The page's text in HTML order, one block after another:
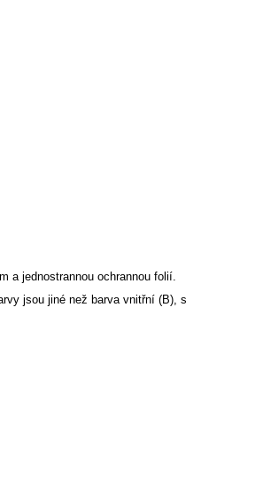
a jednostrannou ochrannou folií.
jsou jiné než barva vnitřní (B), s